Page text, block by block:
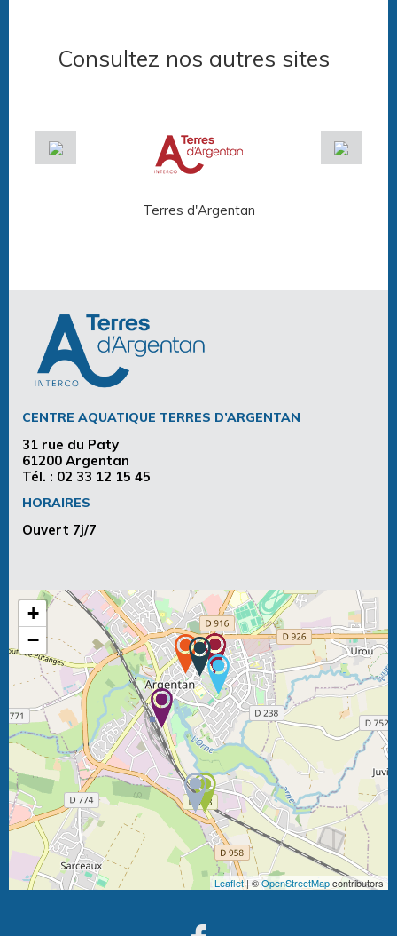
Consultez nos autres sites
Terres d'Argentan
CENTRE AQUATIQUE TERRES D’ARGENTAN
31 rue du Paty
61200 Argentan
Tél. : 02 33 12 15 45
HORAIRES
Ouvert 7j/7
+
−
Leaflet| ©OpenStreetMapcontributors